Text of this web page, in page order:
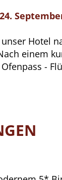
Hotel
einem
-